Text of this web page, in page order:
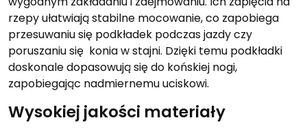
rzepy ułatwiają stabilne mocowanie, co zapobiega
przesuwaniu się podkładek podczas jazdy czy
poruszaniu się konia w stajni. Dzięki temu podkładki
doskonale dopasowują się do końskiej nogi,
zapobiegając nadmiernemu uciskowi.
Wysokiej jakości materiały